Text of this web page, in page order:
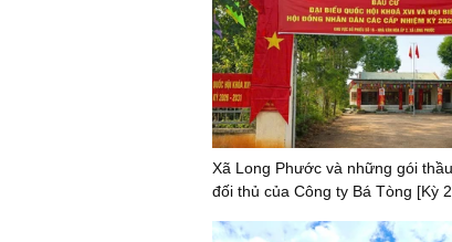
Xã Long Phước và những gói
đối thủ của Công ty Bá Tòng [Kỳ